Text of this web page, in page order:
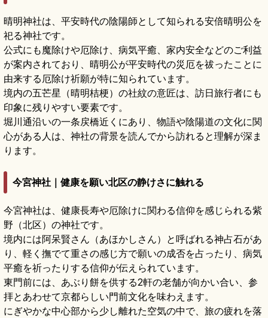
晴明神社は、平安時代の陰陽師として知られる安倍晴明公を
祀る神社です。
公式にも魔除けや厄除け、病気平癒、家内安全などのご利益
が案内されており、晴明公が平安時代の災厄を祓ったことに
由来する厄除け祈願が特に知られています。
境内の五芒星（晴明桔梗）の社紋の意匠は、訪日旅行者にも
印象に残りやすい要素です。
堀川通沿いの一条戻橋近くにあり、物語や陰陽道の文化に関
心がある人は、神社の背景を読んでから訪れると理解が深ま
ります。
今宮神社｜健康を願い北区の静けさに触れる
今宮神社は、健康長寿や厄除けに関わる信仰を感じられる紫
野（北区）の神社です。
境内には阿呆賢さん（あほかしさん）と呼ばれる神占石があ
り、軽く撫でて重さの感じ方で願いの成否を占ったり、病気
平癒を祈ったりする信仰が伝えられています。
東門前には、あぶり餅を供する2軒の老舗が向かい合い、参
拝とあわせて京都らしい門前文化を味わえます。
にぎやかな中心部から少し離れた空気の中で、旅の疲れを落